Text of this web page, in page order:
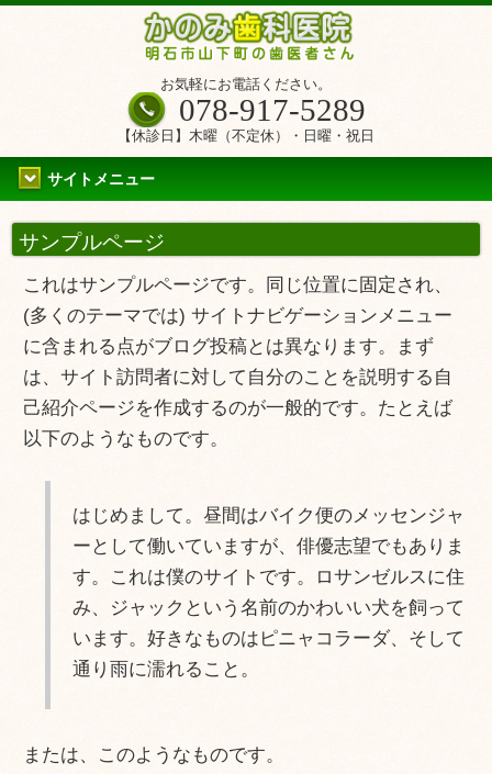
お気軽にお電話ください。
078-917-5289
【休診日】木曜（不定休）・日曜・祝日
サイトメニュー
サンプルページ
これはサンプルページです。同じ位置に固定され、
(多くのテーマでは) サイトナビゲーションメニュー
に含まれる点がブログ投稿とは異なります。まず
は、サイト訪問者に対して自分のことを説明する自
己紹介ページを作成するのが一般的です。たとえば
以下のようなものです。
はじめまして。昼間はバイク便のメッセンジャ
ーとして働いていますが、俳優志望でもありま
す。これは僕のサイトです。ロサンゼルスに住
み、ジャックという名前のかわいい犬を飼って
います。好きなものはピニャコラーダ、そして
通り雨に濡れること。
または、このようなものです。